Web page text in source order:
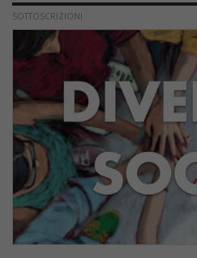
SOTTOSCRIZIONI